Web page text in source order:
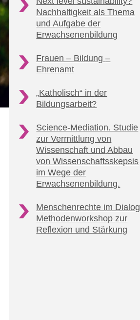
Nachhaltigkeit als Thema
und Aufgabe der
Erwachsenenbildung
Frauen – Bildung –
Ehrenamt
„Katholisch“ in der
Bildungsarbeit?
Science-Mediation. Studie
zur Vermittlung von
Wissenschaft und Abbau
von Wissenschaftsskepsis
im Wege der
Erwachsenenbildung.
Menschenrechte im Dialog
Methodenworkshop zur
Reflexion und Stärkung